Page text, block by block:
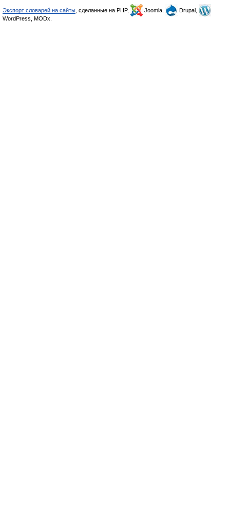
Экспорт словарей на сайты , сделанные на PHP, Joomla,
Drupal,
WordPress, MODx.